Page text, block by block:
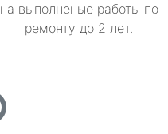
на выполненые работы по
ремонту до 2 лет.